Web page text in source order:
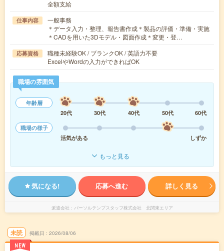
全額支給
仕事内容
一般事務
＊データ入力・整理、報告書作成＊製品の評価・準備・実施
＊CADを用いた3Dモデル・図面作成＊変更・登…
応募資格
職種未経験OK / ブランクOK / 英語力不要
ExcelやWordの入力ができればOK
職場の雰囲気
年齢層
20代
30代 40代 50代
60代
職場の様子
活気がある
しずか
もっと見る
気になる! 応募へ進む 詳しく見る
派遣会社 パーソルテンプスタッフ株式会社 北関東エリア
未読
NEW
掲載日 2026/08/06